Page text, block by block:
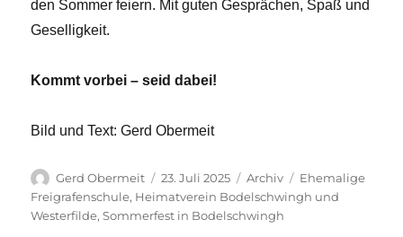
den Sommer feiern. Mit guten Gesprächen, Spaß und
Geselligkeit.
Kommt vorbei – seid dabei!
Bild und Text: Gerd Obermeit
Autor
Gerd Obermeit
Veröffentlicht
am
23. Juli 2025 Kategorien
Archiv Schlagwörter
Ehemalige
Freigrafenschule, Heimatverein Bodelschwingh und
Westerfilde,Sommerfest in Bodelschwingh